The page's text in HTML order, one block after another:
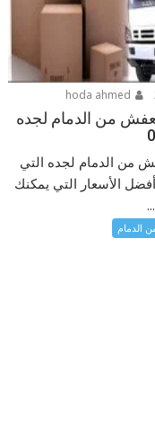
من الدمام لجده
من الدمام لجده التي
الأسعار التي يمكنك
الدمام